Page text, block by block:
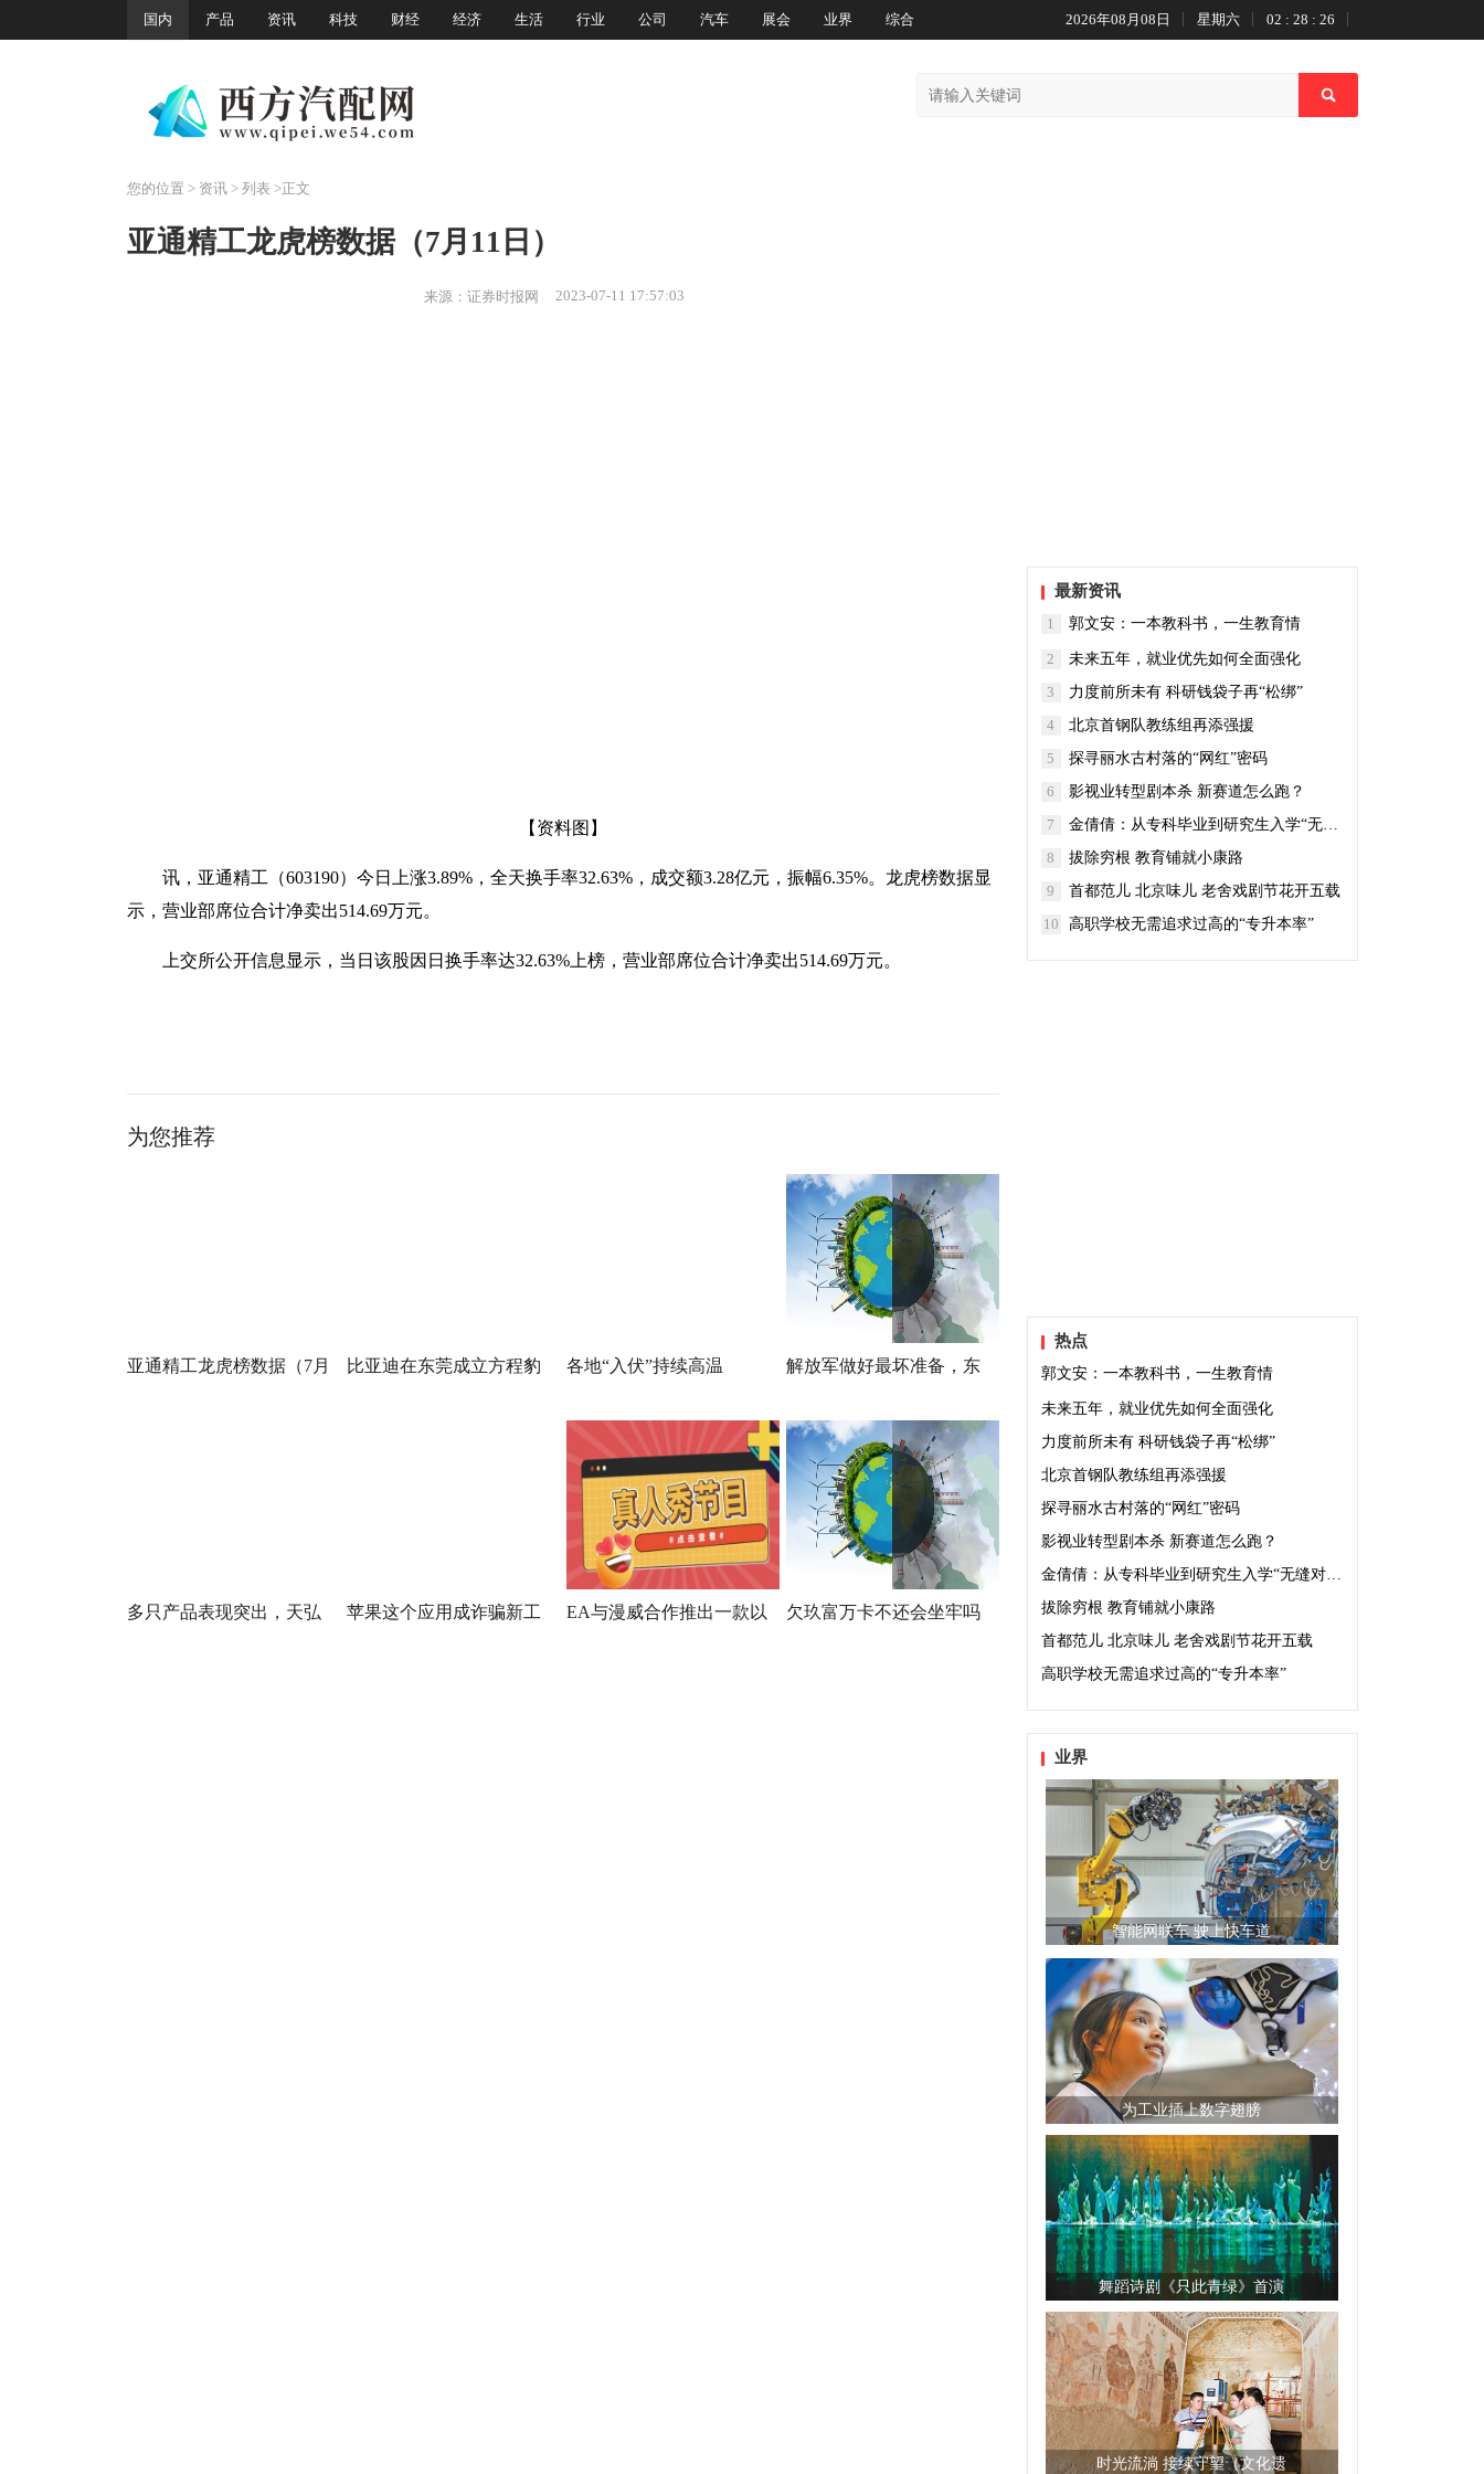
国内 产品 资讯 科技 财经 经济 生活 行业 公司 汽车 展会 业界 综合 2026年08月08日 星期六 02 : 28 : 26
您的位置 > 资讯> 列表 >正文
亚通精工龙虎榜数据（7月11日）
来源：证券时报网 2023-07-11 17:57:03
【资料图】
讯，亚通精工（603190）今日上涨3.89%，全天换手率32.63%，成交额3.28亿元，振幅6.35%。龙虎榜数据显
示，营业部席位合计净卖出514.69万元。
上交所公开信息显示，当日该股因日换手率达32.63%上榜，营业部席位合计净卖出514.69万元。
为您推荐
亚通精工龙虎榜数据（7月 比亚迪在东莞成立方程豹 各地“入伏”持续高温 解放军做好最坏准备，东
多只产品表现突出，天弘 苹果这个应用成诈骗新工 EA与漫威合作推出一款以 欠玖富万卡不还会坐牢吗
最新资讯
1 郭文安：一本教科书，一生教育情
2
未来五年，就业优先如何全面强化
3
力度前所未有 科研钱袋子再“松绑”
4
北京首钢队教练组再添强援
5
探寻丽水古村落的“网红”密码
6
影视业转型剧本杀 新赛道怎么跑？
7
金倩倩：从专科毕业到研究生入学“无缝对接”
8
拔除穷根 教育铺就小康路
9
首都范儿 北京味儿 老舍戏剧节花开五载
10
高职学校无需追求过高的“专升本率”
热点
郭文安：一本教科书，一生教育情
未来五年，就业优先如何全面强化
力度前所未有 科研钱袋子再“松绑”
北京首钢队教练组再添强援
探寻丽水古村落的“网红”密码
影视业转型剧本杀 新赛道怎么跑？
金倩倩：从专科毕业到研究生入学“无缝对接”
拔除穷根 教育铺就小康路
首都范儿 北京味儿 老舍戏剧节花开五载
高职学校无需追求过高的“专升本率”
业界
智能网联车 驶上快车道
为工业插上数字翅膀
舞蹈诗剧《只此青绿》首演
时光流淌 接续守望（文化遗